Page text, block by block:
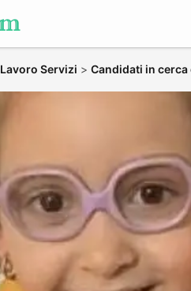
Lavoro Servizi > Candidati in cerca